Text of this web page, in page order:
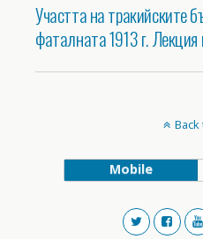
Участта на тракийските
фаталната 1913 г. Лекция
Mobile